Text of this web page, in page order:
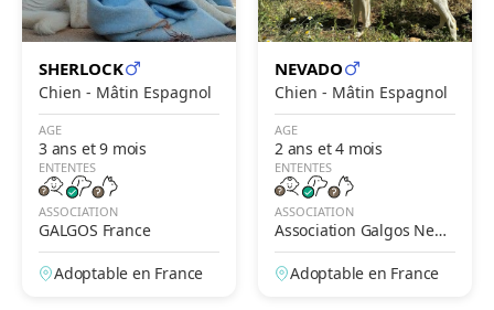
SHERLOCK
Chien - Mâtin Espagnol
AGE
3 ans et 9 mois
ENTENTES
ASSOCIATION
GALGOS France
Adoptable en France
NEVADO
Chien - Mâtin Espagnol
AGE
2 ans et 4 mois
ENTENTES
ASSOCIATION
Association Galgos New
Life
Adoptable en France